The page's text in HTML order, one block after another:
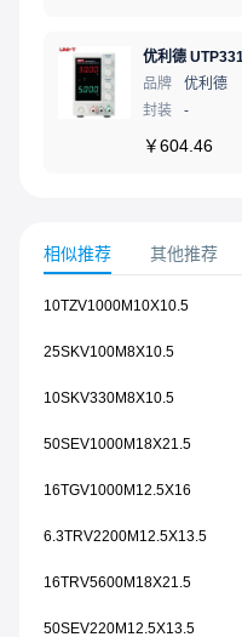
品牌
优利德
封装
-
￥604.46
相似推荐 其他推荐
10TZV1000M10X10.5
25SKV100M8X10.5
10SKV330M8X10.5
50SEV1000M18X21.5
16TGV1000M12.5X16
6.3TRV2200M12.5X13.5
16TRV5600M18X21.5
50SEV220M12.5X13.5